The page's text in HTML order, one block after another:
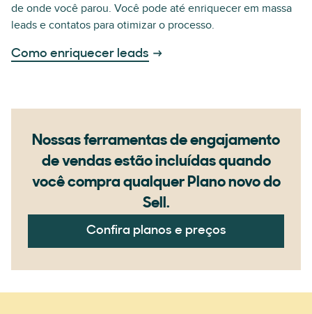
de onde você parou. Você pode até enriquecer em massa
leads e contatos para otimizar o processo.
Como enriquecer leads
Nossas ferramentas de engajamento
de vendas estão incluídas quando
você compra qualquer Plano novo do
Sell.
Confira planos e preços